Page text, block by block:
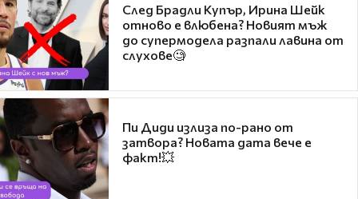
След Брадли Купър, Ирина Шейк
отново е влюбена? Новият мъж
до супермодела разпали лавина от
слухове🧐
Пи Диди излиза по-рано от
затвора? Новата дата вече е
факт!💥